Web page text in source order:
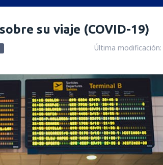
su viaje (COVID-19)
Última modificación: